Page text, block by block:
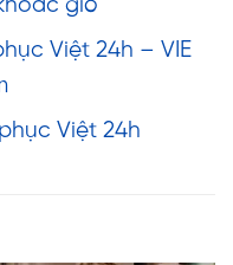
gió
Việt 24h – VIE
Việt 24h